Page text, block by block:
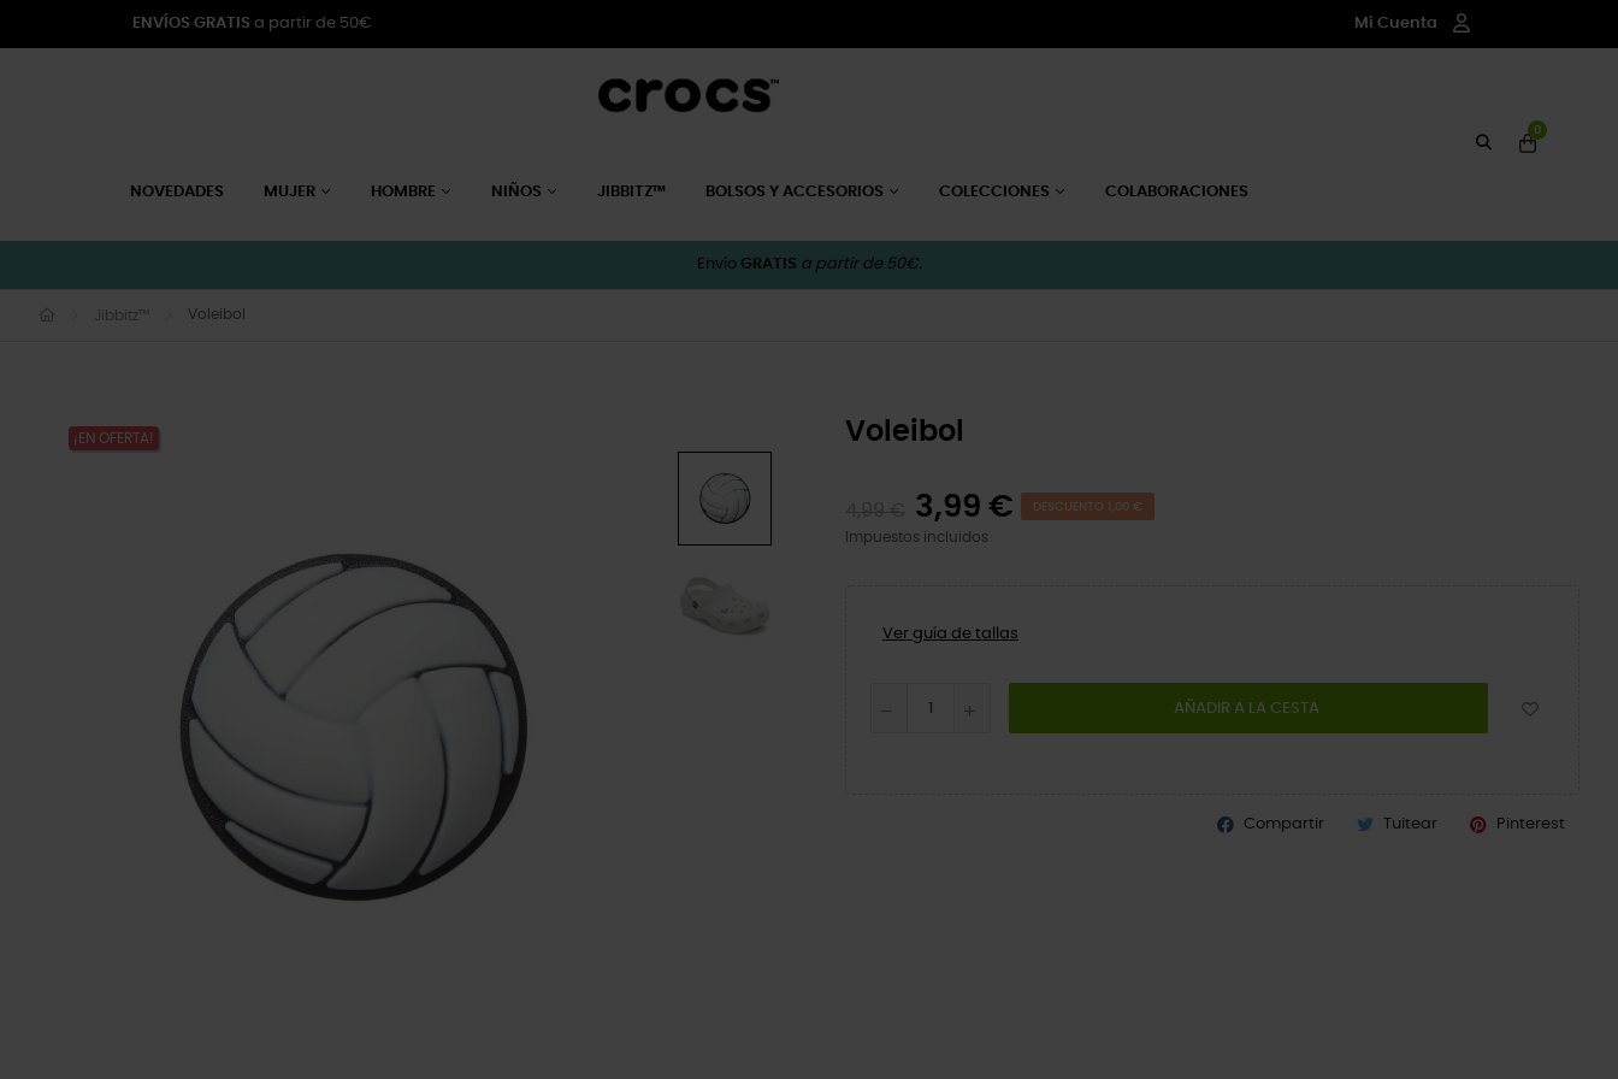
ENVÍOS GRATIS a partir de 50€ Mi Cuenta
NOVEDADES MUJER HOMBRE NIÑOS JIBBITZ™ BOLSOS Y ACCESORIOS COLECCIONES COLABORACIONES
0
Envío GRATIS a partir de 50€.
Jibbitz™ Voleibol
¡EN OFERTA! Voleibol
3,99 € DESCUENTO 1,00 €
Impuestos incluidos
Ver guía de tallas
AÑADIR A LA CESTA
Compartir Tuitear Pinterest